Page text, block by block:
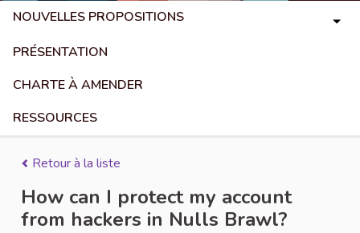
NOUVELLES PROPOSITIONS
PRÉSENTATION
CHARTE À AMENDER
RESSOURCES
Retour à la liste
How can I protect my account
from hackers in Nulls Brawl?